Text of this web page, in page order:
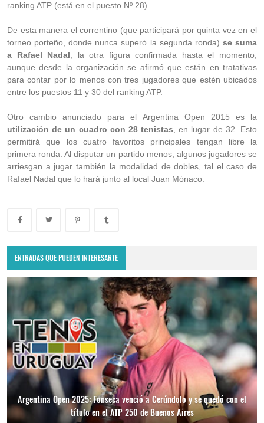
ranking ATP (está en el puesto Nº 28).
De esta manera el correntino (que participará por quinta vez en el
torneo porteño, donde nunca superó la segunda ronda) se suma
a Rafael Nadal , la otra figura confirmada hasta el momento,
aunque desde la organización se afirmó que están en tratativas
para contar por lo menos con tres jugadores que estén ubicados
entre los puestos 11 y 30 del ranking ATP.
Otro cambio anunciado para el Argentina Open 2015 es la
utilización de un cuadro con 28 tenistas , en lugar de 32. Esto
permitirá que los cuatro favoritos principales tengan libre la
primera ronda. Al disputar un partido menos, algunos jugadores se
arriesgan a jugar también la modalidad de dobles, tal el caso de
Rafael Nadal que lo hará junto al local Juan Mónaco.
ENTRADAS QUE PUEDEN INTERESARTE
Argentina Open 2025: Fonseca venció a Cerúndolo y se quedó con el
título en el ATP 250 de Buenos Aires